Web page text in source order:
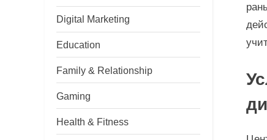
Digital Marketing
Education
Family & Relationship
Gaming
Health & Fitness